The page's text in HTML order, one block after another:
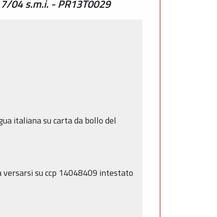
04 s.m.i. - PR13T0029
italiana su carta da bollo del
su ccp 14048409 intestato